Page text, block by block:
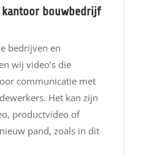
kantoor bouwbedrijf
bedrijven en
wij video’s die
communicatie met
Het kan zijn
productvideo of
pand, zoals in dit